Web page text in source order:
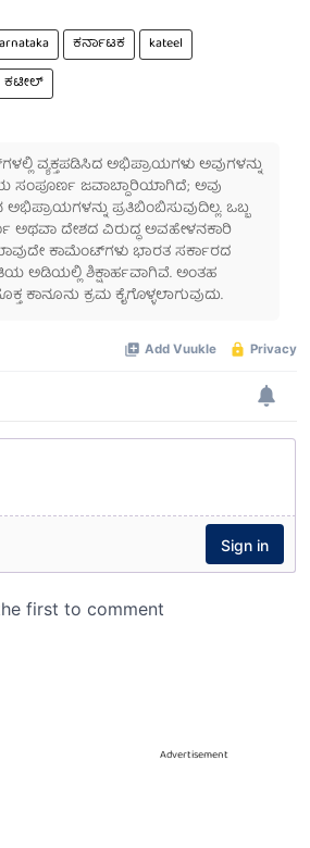
ಕರ್ನಾಟಕ
kateel
ಕಟೀಲ್
ವ್ಯಕ್ತಪಡಿಸಿದ ಅಭಿಪ್ರಾಯಗಳು ಅವುಗಳನ್ನು
ಸಂಪೂರ್ಣ ಜವಾಬ್ದಾರಿಯಾಗಿದೆ; ಅವು
ಅಭಿಪ್ರಾಯಗಳನ್ನು ಪ್ರತಿಬಿಂಬಿಸುವುದಿಲ್ಲ. ಒಬ್ಬ
ಅಥವಾ ದೇಶದ ವಿರುದ್ಧ ಅವಹೇಳನಕಾರಿ
ಕಾಮೆಂಟ್‌ಗಳು ಭಾರತ ಸರ್ಕಾರದ
ಅಡಿಯಲ್ಲಿ ಶಿಕ್ಷಾರ್ಹವಾಗಿವೆ. ಅಂತಹ
ಕಾನೂನು ಕ್ರಮ ಕೈಗೊಳ್ಳಲಾಗುವುದು.
Advertisement